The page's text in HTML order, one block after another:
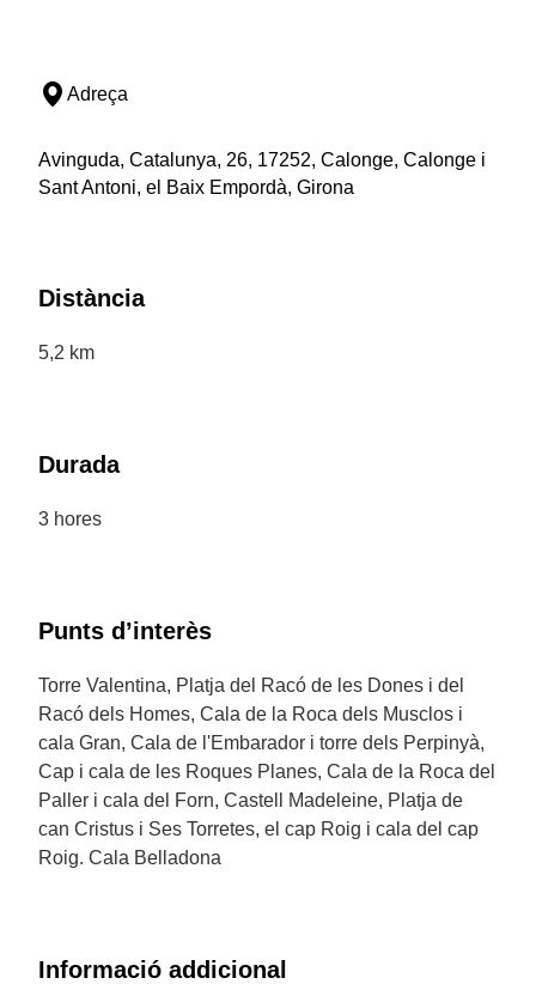
Adreça
Avinguda, Catalunya, 26, 17252, Calonge, Calonge i
Sant Antoni, el Baix Empordà, Girona
Distància
5,2 km
Durada
3 hores
Punts d’interès
Torre Valentina, Platja del Racó de les Dones i del
Racó dels Homes, Cala de la Roca dels Musclos i
cala Gran, Cala de l'Embarador i torre dels Perpinyà,
Cap i cala de les Roques Planes, Cala de la Roca del
Paller i cala del Forn, Castell Madeleine, Platja de
can Cristus i Ses Torretes, el cap Roig i cala del cap
Roig. Cala Belladona
Informació addicional